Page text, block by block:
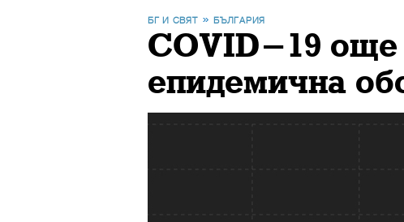
БГ И СВЯТ БЪЛГАРИЯ
COVID-19 още
епидемична